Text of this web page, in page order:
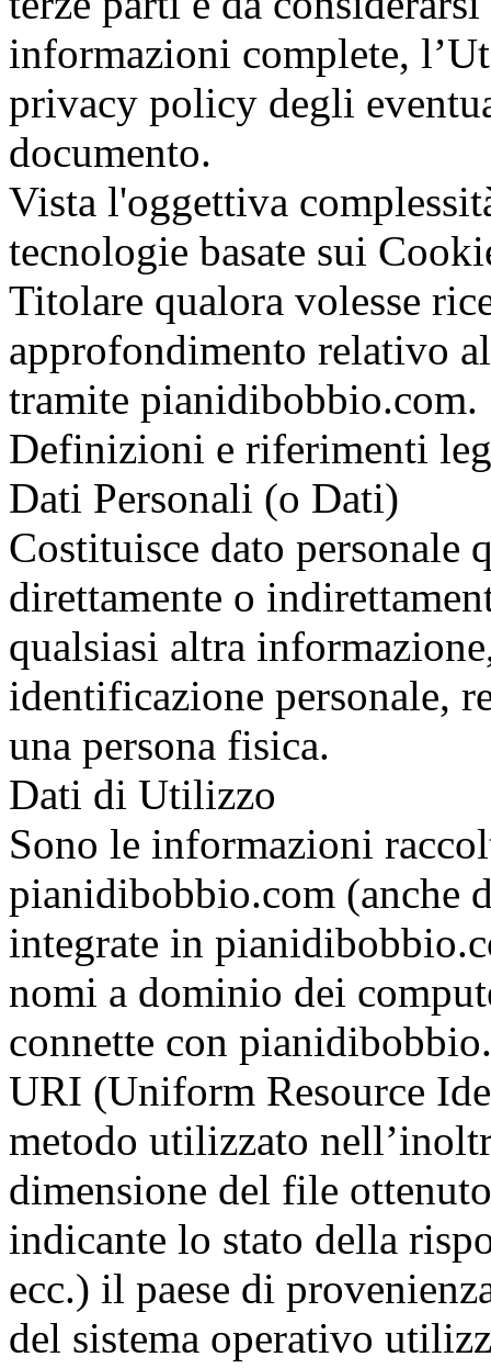
informazioni complete,
privacy policy degli
documento.
Vista l'oggettiva
tecnologie basate sui
Titolare qualora volesse
approfondimento relativo
tramite pianidibobbio.com.
Definizioni e riferimenti
Dati Personali (o Dati)
Costituisce dato personale
direttamente o
qualsiasi altra
identificazione personale,
una persona fisica.
Dati di Utilizzo
Sono le informazioni
pianidibobbio.com (anche
integrate in
nomi a dominio dei
connette con
URI (Uniform Resource
metodo utilizzato
dimensione del file
indicante lo stato della
ecc.) il paese di
del sistema operativo